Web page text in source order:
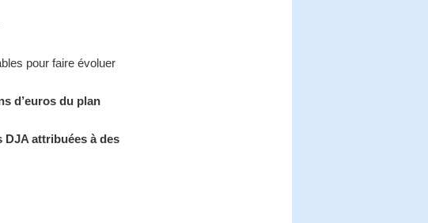
pour faire évoluer
d’euros du plan
DJA attribuées à des